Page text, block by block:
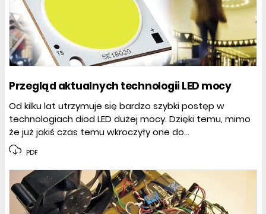
Przegląd aktualnych technologii LED mocy
Od kilku lat utrzymuje się bardzo szybki postęp w
technologiach diod LED dużej mocy. Dzięki temu, mimo
że już jakiś czas temu wkroczyły one do...
PDF